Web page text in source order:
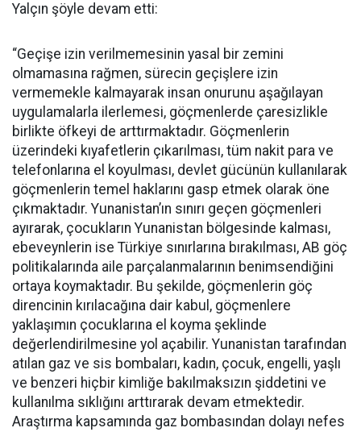
Yalçın şöyle devam etti:
“Geçişe izin verilmemesinin yasal bir zemini
olmamasına rağmen, sürecin geçişlere izin
vermemekle kalmayarak insan onurunu aşağılayan
uygulamalarla ilerlemesi, göçmenlerde çaresizlikle
birlikte öfkeyi de arttırmaktadır. Göçmenlerin
üzerindeki kıyafetlerin çıkarılması, tüm nakit para ve
telefonlarına el koyulması, devlet gücünün kullanılarak
göçmenlerin temel haklarını gasp etmek olarak öne
çıkmaktadır. Yunanistan’ın sınırı geçen göçmenleri
ayırarak, çocukların Yunanistan bölgesinde kalması,
ebeveynlerin ise Türkiye sınırlarına bırakılması, AB göç
politikalarında aile parçalanmalarının benimsendiğini
ortaya koymaktadır. Bu şekilde, göçmenlerin göç
direncinin kırılacağına dair kabul, göçmenlere
yaklaşımın çocuklarına el koyma şeklinde
değerlendirilmesine yol açabilir. Yunanistan tarafından
atılan gaz ve sis bombaları, kadın, çocuk, engelli, yaşlı
ve benzeri hiçbir kimliğe bakılmaksızın şiddetini ve
kullanılma sıklığını arttırarak devam etmektedir.
Araştırma kapsamında gaz bombasından dolayı nefes